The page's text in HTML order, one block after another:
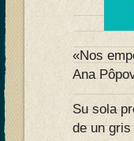
«Nos
Ana
Su sola
de un